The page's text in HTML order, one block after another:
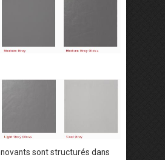
sont structurés dans